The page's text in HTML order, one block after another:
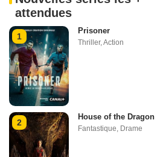
attendues
1
Prisoner
Thriller,Action
2
House of the Dragon
Fantastique, Drame